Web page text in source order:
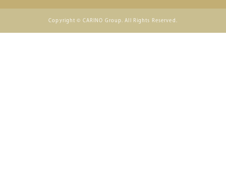
Copyright © CARINO Group. All Rights Reserved.